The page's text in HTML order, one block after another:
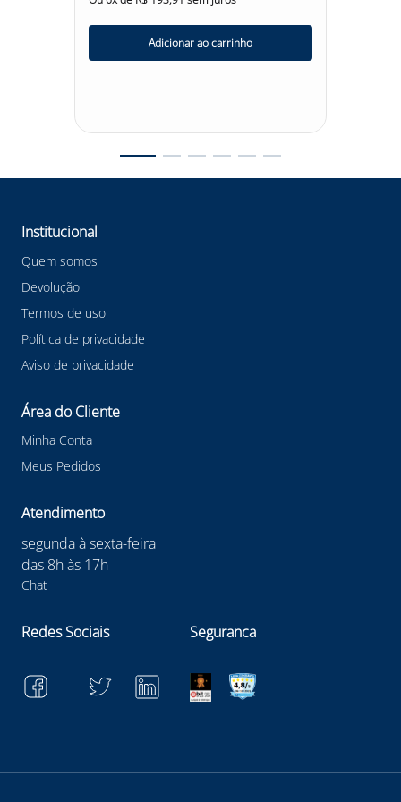
Adicionar ao carrinho
Institucional
Quem somos
Devolução
Termos de uso
Política de privacidade
Aviso de privacidade
Área do Cliente
Minha Conta
Meus Pedidos
Atendimento
segunda à sexta-feira
das 8h às 17h
Chat
Redes Sociais Seguranca